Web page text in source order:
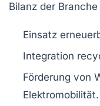
Bilanz der
Einsatz
Integration
Förderung von
Elektromobilität.